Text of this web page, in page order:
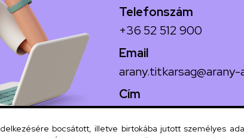
Telefonszám
+36 52 512 900
Email
Cím
4026 Debrecen, Arany
bocsátott, illetve birtokába jutott személyes